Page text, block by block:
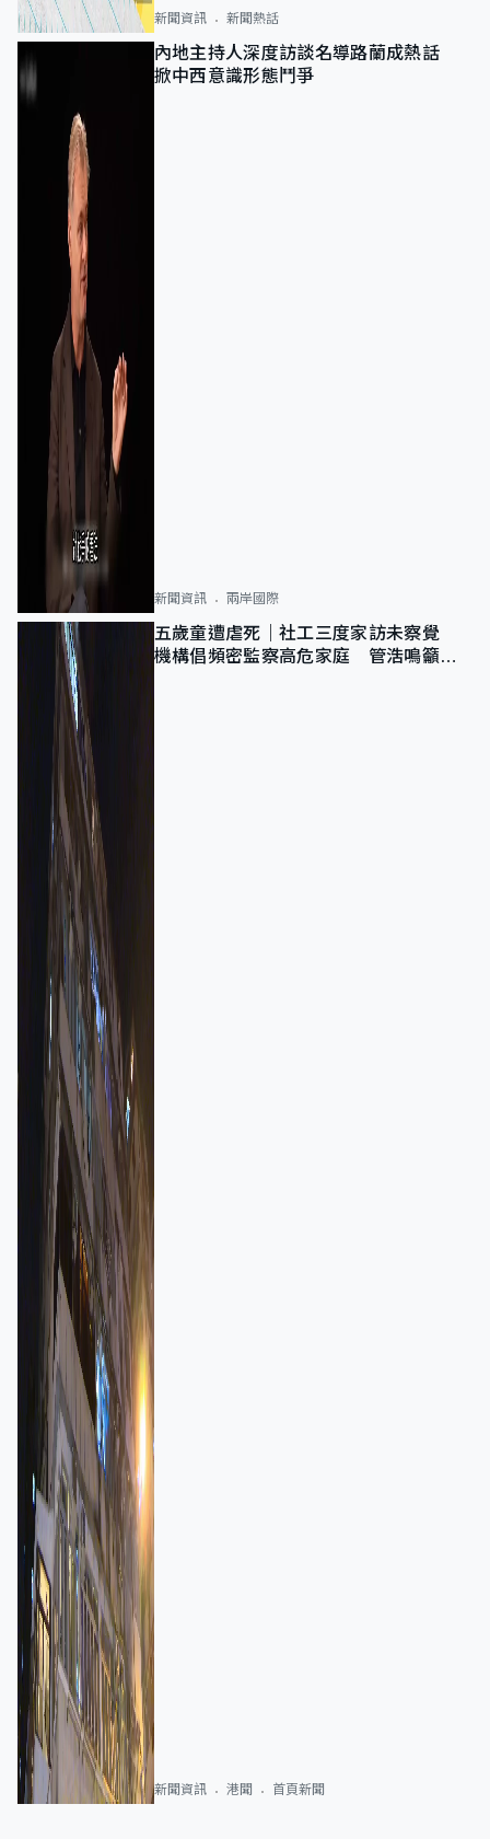
新聞資訊 新聞熱話
內地主持人深度訪談名導路蘭成熱話
掀中西意識形態鬥爭
新聞資訊 兩岸國際
五歲童遭虐死｜社工三度家訪未察覺
機構倡頻密監察高危家庭 管浩鳴籲加
新聞資訊 港聞 首頁新聞